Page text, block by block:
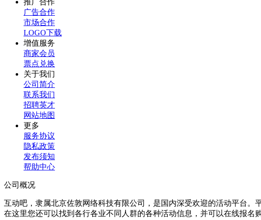
推广合作
广告合作
市场合作
LOGO下载
增值服务
商家会员
票点兑换
关于我们
公司简介
联系我们
招聘英才
网站地图
更多
服务协议
隐私政策
发布须知
帮助中心
公司概况
互动吧，隶属北京佐敦网络科技有限公司，是国内深受欢迎的活动平台
在这里您还可以找到各行各业不同人群的各种活动信息，并可以在线报名